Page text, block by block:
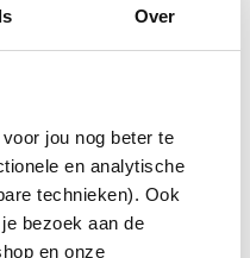
Over
jou nog beter te
en analytische
technieken). Ook
bezoek aan de
en onze